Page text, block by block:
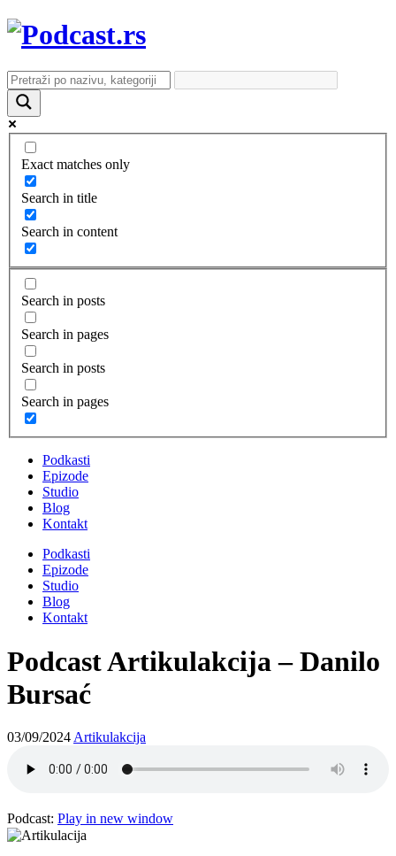
Exact matches only
Search in title
Search in content
Search in posts
Search in pages
Search in posts
Search in pages
Podkasti
Epizode
Studio
Blog
Kontakt
Podkasti
Epizode
Studio
Blog
Kontakt
Podcast Artikulakcija – Danilo
Bursać
03/09/2024 Artikulakcija
Podcast: Play in new window